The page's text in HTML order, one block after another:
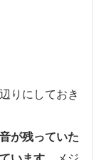
りにしておき
が残っていた